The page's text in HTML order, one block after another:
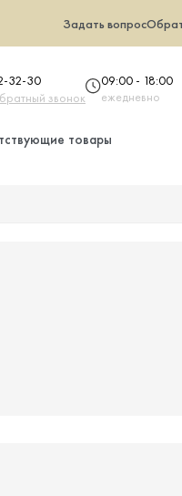
Задать вопрос
32-30
звонок
09:00 - 18:00
ежедневно
товары